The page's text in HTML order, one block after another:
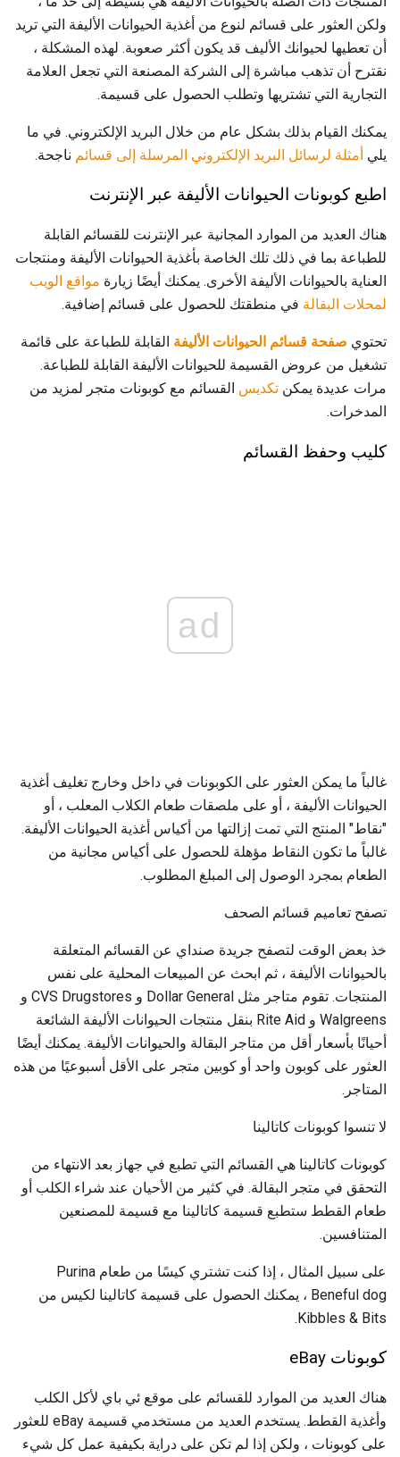
ولكن العثور على قسائم لنوع من أغذية الحيوانات الأليفة التي تريد
أن تعطيها لحيوانك الأليف قد يكون أكثر صعوبة. لهذه المشكلة ،
نقترح أن تذهب مباشرة إلى الشركة المصنعة التي تجعل العلامة
التجارية التي تشتريها وتطلب الحصول على قسيمة.
يمكنك القيام بذلك بشكل عام من خلال البريد الإلكتروني. في ما
يلي أمثلة لرسائل البريد الإلكتروني المرسلة إلى قسائم ناجحة.
اطبع كوبونات الحيوانات الأليفة عبر الإنترنت
هناك العديد من الموارد المجانية عبر الإنترنت للقسائم القابلة
للطباعة بما في ذلك تلك الخاصة بأغذية الحيوانات الأليفة ومنتجات
العناية بالحيوانات الأليفة الأخرى. يمكنك أيضًا زيارة مواقع الويب
لمحلات البقالة في منطقتك للحصول على قسائم إضافية.
تحتوي صفحة قسائم الحيوانات الأليفة القابلة للطباعة على قائمة
تشغيل من عروض القسيمة للحيوانات الأليفة القابلة للطباعة.
مرات عديدة يمكن تكديس القسائم مع كوبونات متجر لمزيد من
المدخرات.
كليب وحفظ القسائم
ad
غالباً ما يمكن العثور على الكوبونات في داخل وخارج تغليف أغذية
الحيوانات الأليفة ، أو على ملصقات طعام الكلاب المعلب ، أو
"نقاط" المنتج التي تمت إزالتها من أكياس أغذية الحيوانات الأليفة.
غالباً ما تكون النقاط مؤهلة للحصول على أكياس مجانية من
الطعام بمجرد الوصول إلى المبلغ المطلوب.
تصفح تعاميم قسائم الصحف
خذ بعض الوقت لتصفح جريدة صنداي عن القسائم المتعلقة
بالحيوانات الأليفة ، ثم ابحث عن المبيعات المحلية على نفس
المنتجات. تقوم متاجر مثل Dollar General و CVS Drugstores و
Walgreens و Rite Aid بنقل منتجات الحيوانات الأليفة الشائعة
أحيانًا بأسعار أقل من متاجر البقالة والحيوانات الأليفة. يمكنك أيضًا
العثور على كوبون واحد أو كوبين متجر على الأقل أسبوعيًا من هذه
المتاجر.
لا تنسوا كوبونات كاتالينا
كوبونات كاتالينا هي القسائم التي تطبع في جهاز بعد الانتهاء من
التحقق في متجر البقالة. في كثير من الأحيان عند شراء الكلب أو
طعام القطط ستطبع قسيمة كاتالينا مع قسيمة للمصنعين
المتنافسين.
على سبيل المثال ، إذا كنت تشتري كيسًا من طعام Purina
Beneful dog ، يمكنك الحصول على قسيمة كاتالينا لكيس من
Kibbles & Bits.
كوبونات eBay
هناك العديد من الموارد للقسائم على موقع ئي باي لأكل الكلب
وأغذية القطط. يستخدم العديد من مستخدمي قسيمة eBay للعثور
على كوبونات ، ولكن إذا لم تكن على دراية بكيفية عمل كل شيء